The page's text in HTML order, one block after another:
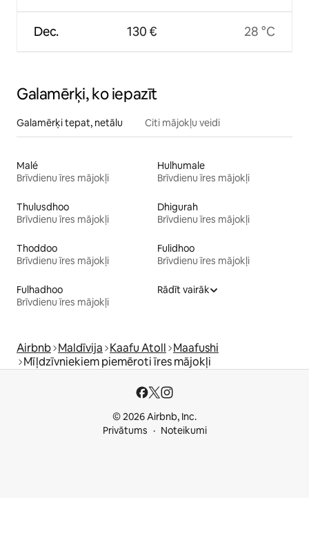
Dec. 130 € 28 °C
Galamērķi, ko iepazīt
Galamērķi tepat, netālu Citi mājokļu veidi
Malé
Brīvdienu īres mājokļi
Hulhumale
Brīvdienu īres mājokļi
Thulusdhoo
Brīvdienu īres mājokļi
Dhigurah
Brīvdienu īres mājokļi
Thoddoo
Brīvdienu īres mājokļi
Fulidhoo
Brīvdienu īres mājokļi
Fulhadhoo
Brīvdienu īres mājokļi
Rādīt vairāk
Airbnb Maldīvija Kaafu Atoll Maafushi
Mīļdzīvniekiem piemēroti īres mājokļi
© 2026 Airbnb, Inc.
Privātums
Noteikumi